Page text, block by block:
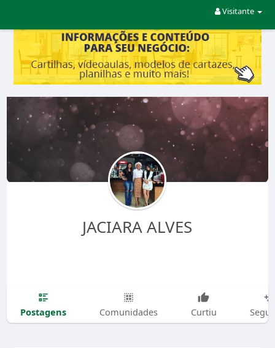
Visitante
JACIARA ALVES
Postagens Comunidades Curtiu